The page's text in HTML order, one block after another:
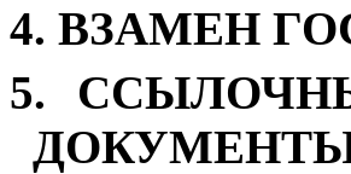
4. ВЗАМЕН
5.